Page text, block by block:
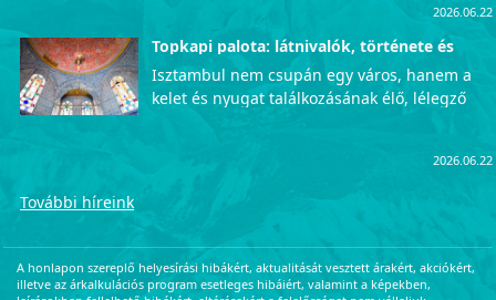
számára, akik szeretnék személyesen is
megtapasztalni ezt az uralkodói pompát, a
lenyűgöző Versailles-i kastély garantáltan
életre szóló, mély kulturális élményekkel
ajándékozza meg a látogatókat. Íme a
semmiképpen sem szabad kihagynotok a
2026.06.22
Topkapi palota: látnivalók, története és
Isztambul nem csupán egy város, hanem a
kelet és nyugat találkozásának élő, lélegző
a Boszporusz partján, amely önmagában
csapásra a múltban találjuk magunkat. Ez a
helyszín jóval több egy egyszerű kiállításnál:
2026.06.22
További híreink
A honlapon szereplő helyesírási hibákért, aktualitását vesztett árakért, akciókért,
illetve az árkalkulációs program esetleges hibáiért, valamint a képekben,